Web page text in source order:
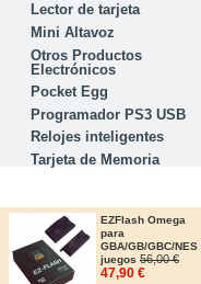
Lector de tarjeta
Mini Altavoz
Otros Productos
Electrónicos
Pocket Egg
Programador PS3 USB
Relojes inteligentes
Tarjeta de Memoria
EZFlash Omega
para
GBA/GB/GBC/NES
juegos 56,00 €
47,90 €